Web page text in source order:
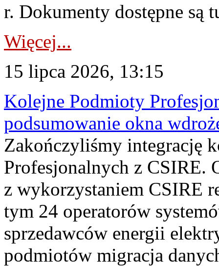
r. Dokumenty dostępne są
Więcej...
15 lipca 2026, 13:15
Kolejne Podmioty
podsumowanie okna
Zakończyliśmy integrację
Profesjonalnych z CSIRE.
z wykorzystaniem CSIRE
tym 24 operatorów
sprzedawców energii
podmiotów migracja